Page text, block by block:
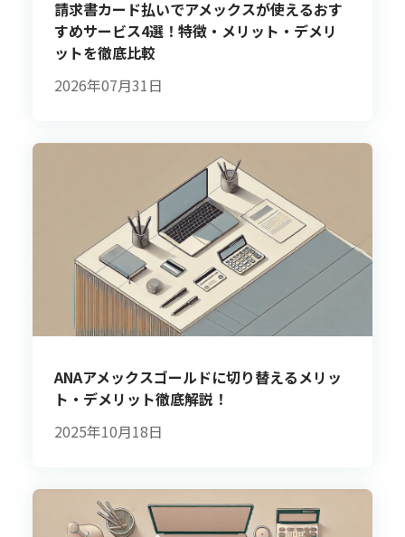
請求書カード払いでアメックスが使えるおす
すめサービス4選！特徴・メリット・デメリ
ットを徹底比較
2026年07月31日
ANAアメックスゴールドに切り替えるメリッ
ト・デメリット徹底解説！
2025年10月18日